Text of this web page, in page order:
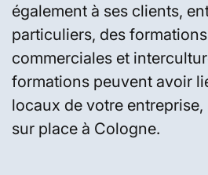
également à ses clients,
particuliers, des
commerciales et
formations peuvent avoir
locaux de votre
sur place à Cologne.